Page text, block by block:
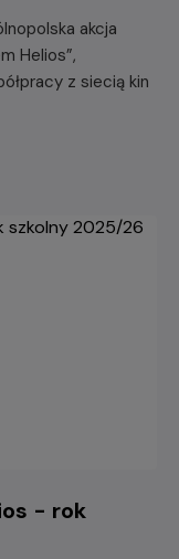
akcja
Helios”,
z siecią kin
- rok